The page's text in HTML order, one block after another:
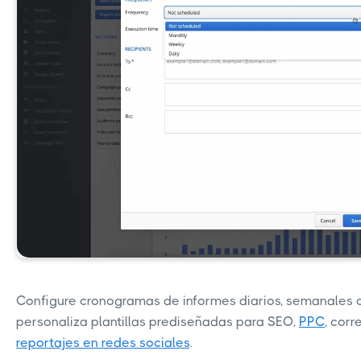
Configure cronogramas de informes diarios, semanales
personaliza plantillas prediseñadas para SEO, PPC,
reportajes en redes sociales.